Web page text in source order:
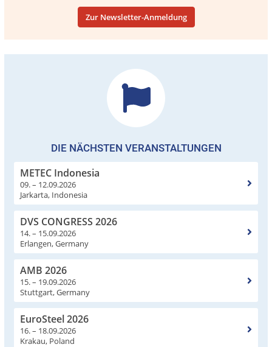
Zur Newsletter-Anmeldung
DIE NÄCHSTEN VERANSTALTUNGEN
METEC Indonesia
09. – 12.09.2026
Jarkarta, Indonesia
DVS CONGRESS 2026
14. – 15.09.2026
Erlangen, Germany
AMB 2026
15. – 19.09.2026
Stuttgart, Germany
EuroSteel 2026
16. – 18.09.2026
Krakau, Poland